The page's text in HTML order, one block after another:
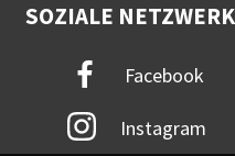
SOZIALE
Facebook
Instagram